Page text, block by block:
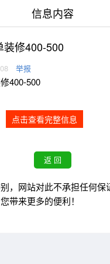
信息内容
装修400-500
举报
400-500
点击查看完整信息
，网站对此不承担任何保
带来更多的便利！